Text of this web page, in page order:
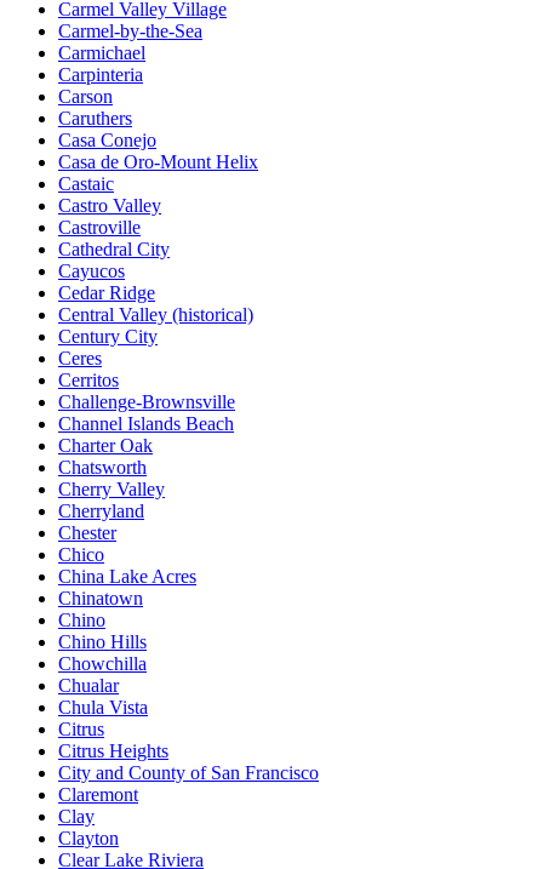
Carmel Valley Village
Carmel-by-the-Sea
Carmichael
Carpinteria
Carson
Caruthers
Casa Conejo
Casa de Oro-Mount Helix
Castaic
Castro Valley
Castroville
Cathedral City
Cayucos
Cedar Ridge
Central Valley (historical)
Century City
Ceres
Cerritos
Challenge-Brownsville
Channel Islands Beach
Charter Oak
Chatsworth
Cherry Valley
Cherryland
Chester
Chico
China Lake Acres
Chinatown
Chino
Chino Hills
Chowchilla
Chualar
Chula Vista
Citrus
Citrus Heights
City and County of San Francisco
Claremont
Clay
Clayton
Clear Lake Riviera